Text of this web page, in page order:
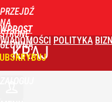
PRZEJDŹ
NA
STRONĘ
GŁÓWNĄ
WPROST
WIADOMOŚCI POLITYKA
KRAJ